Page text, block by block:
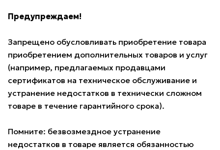
Предупреждаем!
Запрещено обусловливать приобретение товара
приобретением дополнительных товаров и услуг
(например, предлагаемых продавцами
сертификатов на техническое обслуживание и
устранение недостатков в технически сложном
товаре в течение гарантийного срока).
Помните: безвозмездное устранение
недостатков в товаре является обязанностью